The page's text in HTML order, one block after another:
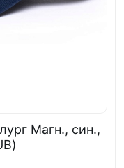
Магн., син.,